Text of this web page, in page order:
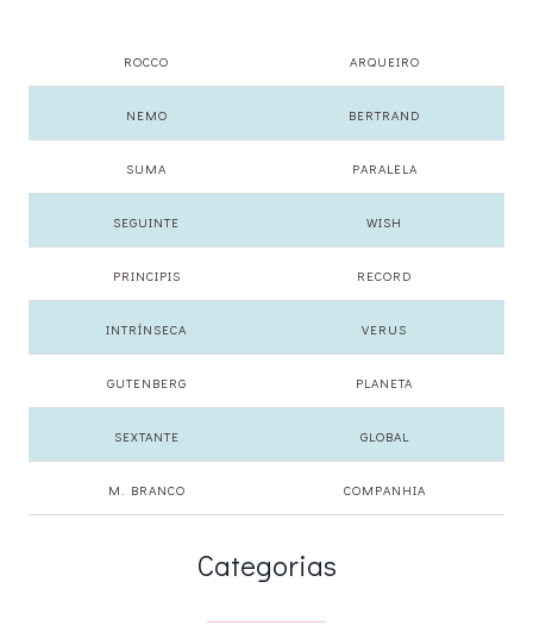
ROCCO ARQUEIRO
NEMO BERTRAND
SUMA PARALELA
SEGUINTE WISH
PRINCIPIS RECORD
INTRÍNSECA VERUS
GUTENBERG PLANETA
SEXTANTE GLOBAL
M. BRANCO COMPANHIA
Categorias